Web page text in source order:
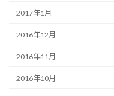
2017年1月
2016年12月
2016年11月
2016年10月